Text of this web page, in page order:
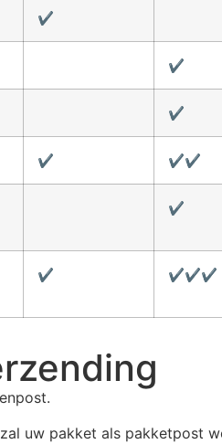
✔
✔
✔
✔ ✔✔
✔
✔ ✔✔✔
uw pakket als pakketpost